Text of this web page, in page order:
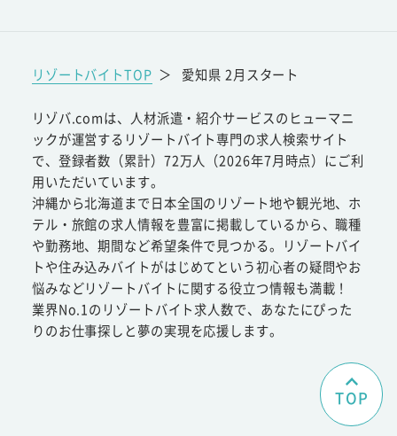
リゾートバイトTOP ＞ 愛知県 2月スタート
リゾバ.comは、人材派遣・紹介サービスのヒューマニ
ックが運営するリゾートバイト専門の求人検索サイト
で、登録者数（累計）72万人（2026年7月時点）にご利
用いただいています。
沖縄から北海道まで日本全国のリゾート地や観光地、ホ
テル・旅館の求人情報を豊富に掲載しているから、職種
や勤務地、期間など希望条件で見つかる。リゾートバイ
トや住み込みバイトがはじめてという初心者の疑問やお
悩みなどリゾートバイトに関する役立つ情報も満載！
業界No.1のリゾートバイト求人数で、あなたにぴった
りのお仕事探しと夢の実現を応援します。
TOP